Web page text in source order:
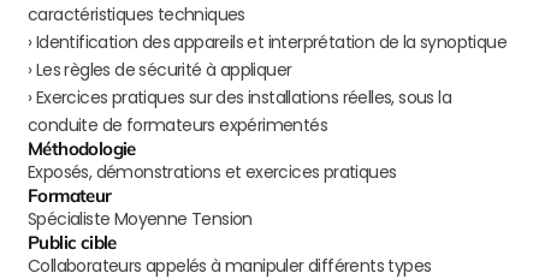
caractéristiques techniques
› Identification des appareils et interprétation de la synoptique
› Les règles de sécurité à appliquer
› Exercices pratiques sur des installations réelles, sous la
conduite de formateurs expérimentés
Méthodologie
Exposés, démonstrations et exercices pratiques
Formateur
Spécialiste Moyenne Tension
Public cible
Collaborateurs appelés à manipuler différents types